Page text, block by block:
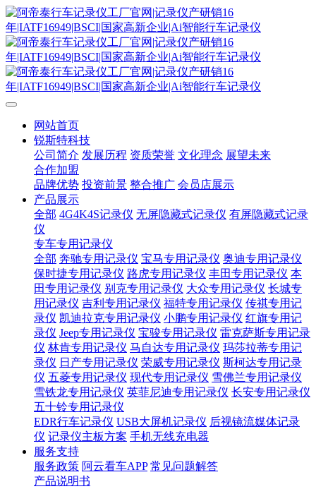
网站首页
锐斯特科技
公司简介 发展历程 资质荣誉 文化理念 展望未来
合作加盟
品牌优势 投资前景 整合推广 会员店展示
产品展示
全部 4G4K4S记录仪 无屏隐藏式记录仪 有屏隐藏式记录
仪
专车专用记录仪
全部 奔驰专用记录仪 宝马专用记录仪 奥迪专用记录仪
保时捷专用记录仪 路虎专用记录仪 丰田专用记录仪 本
田专用记录仪 别克专用记录仪 大众专用记录仪 长城专
用记录仪 吉利专用记录仪 福特专用记录仪 传祺专用记
录仪 凯迪拉克专用记录仪 小鹏专用记录仪 红旗专用记
录仪 Jeep专用记录仪 宝骏专用记录仪 雷克萨斯专用记录
仪 林肯专用记录仪 马自达专用记录仪 玛莎拉蒂专用记
录仪 日产专用记录仪 荣威专用记录仪 斯柯达专用记录
仪 五菱专用记录仪 现代专用记录仪 雪佛兰专用记录仪
雪铁龙专用记录仪 英菲尼迪专用记录仪 长安专用记录仪
五十铃专用记录仪
EDR行车记录仪 USB大屏机记录仪 后视镜流媒体记录
仪 记录仪主板方案 手机无线充电器
服务支持
服务政策 阿云看车APP 常见问题解答
产品说明书